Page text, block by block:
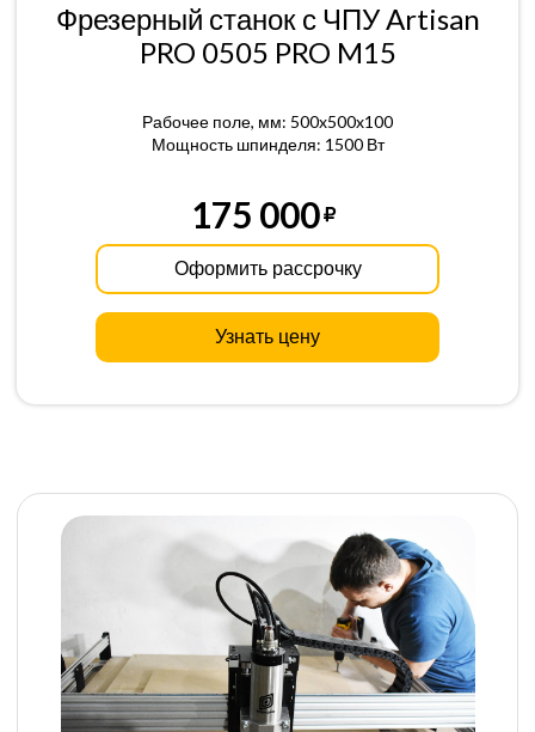
Фрезерный станок с ЧПУ Artisan
PRO 0505 PRO M15
Рабочее поле, мм: 500x500x100
Мощность шпинделя: 1500 Вт
175 000
Оформить рассрочку
Узнать цену